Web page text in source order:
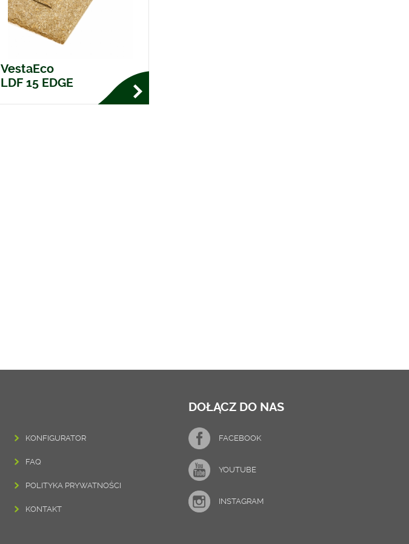
VestaEco
LDF 15 EDGE
KONFIGURATOR
FAQ
POLITYKA PRYWATNOŚCI
KONTAKT
DOŁĄCZ DO NAS
FACEBOOK
YOUTUBE
INSTAGRAM